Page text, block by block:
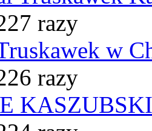
razy
w
razy